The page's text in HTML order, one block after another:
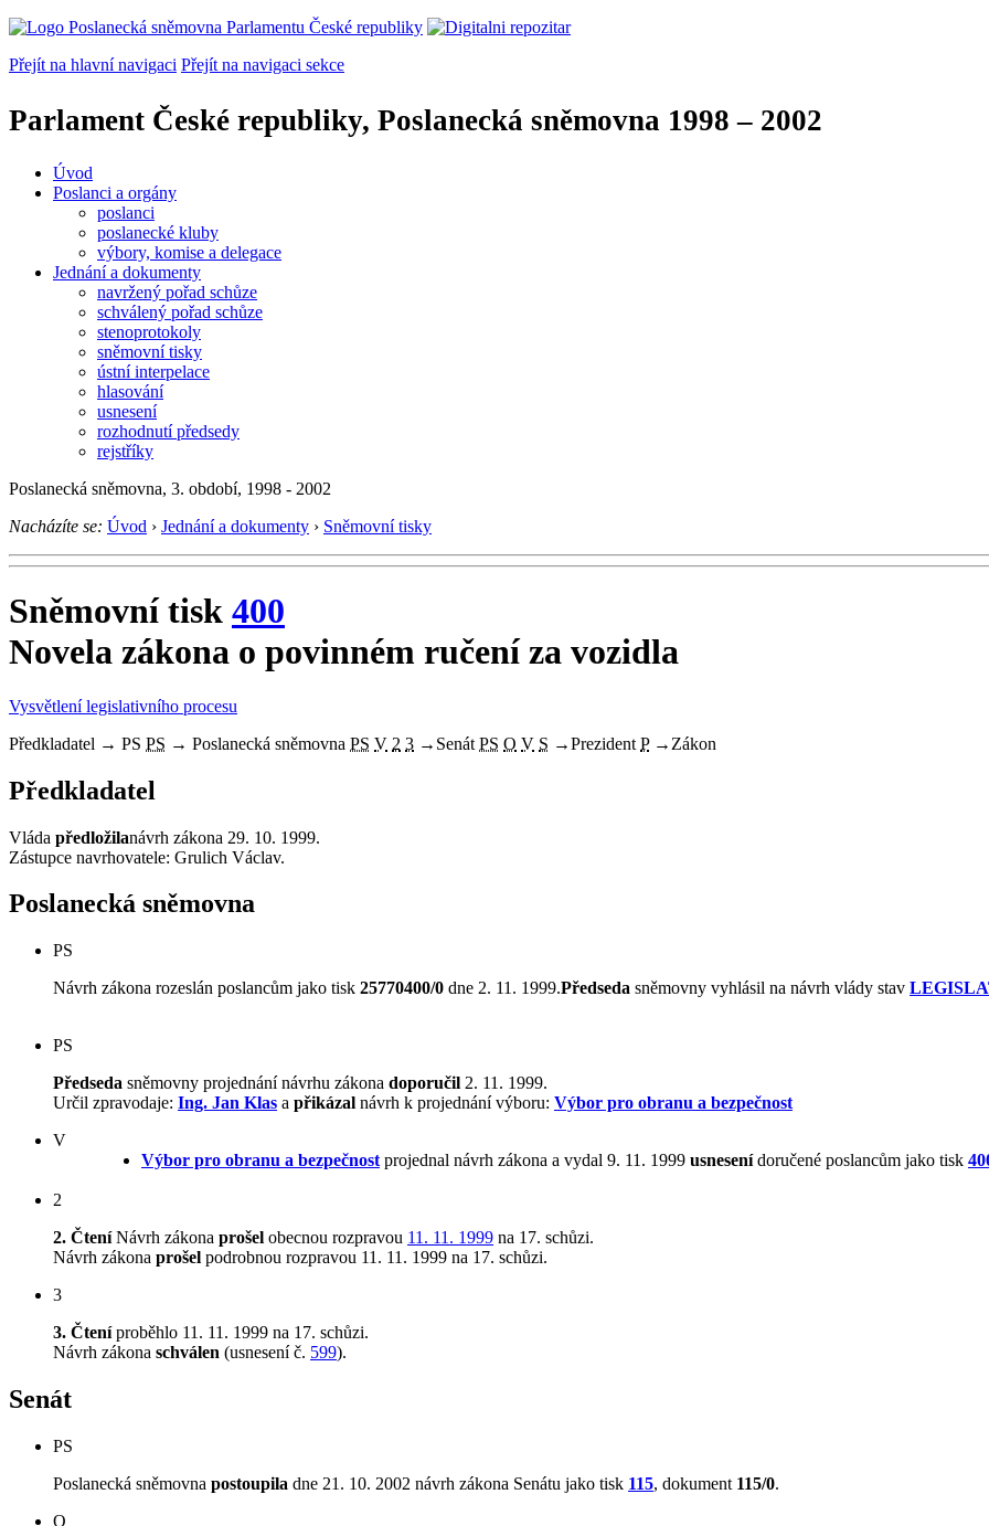
Přejít na hlavní navigaci Přejít na navigaci sekce
Parlament České republiky, Poslanecká sněmovna 1998 – 2002
Úvod
Poslanci a orgány
poslanci
poslanecké kluby
výbory, komise a delegace
Jednání a dokumenty
navržený pořad schůze
schválený pořad schůze
stenoprotokoly
sněmovní tisky
ústní interpelace
hlasování
usnesení
rozhodnutí předsedy
rejstříky
Poslanecká sněmovna, 3. období, 1998 - 2002
Nacházíte se: Úvod › Jednání a dokumenty › Sněmovní tisky
Sněmovní tisk 400
Novela zákona o povinném ručení za vozidla
Vysvětlení legislativního procesu
Předkladatel → PS PS → Poslanecká sněmovna PS V 2 3 → Senát PS O V S →Prezident P → Zákon
Předkladatel
Vláda předložilanávrh zákona 29. 10. 1999.
Zástupce navrhovatele: Grulich Václav.
Poslanecká sněmovna
PS
Návrh zákona rozeslán poslancům jako tisk 25770400/0 dne 2. 11. 1999.Předseda sněmovny vyhlásil na návrh vlády stav
PS
Předseda sněmovny projednání návrhu zákona doporučil 2. 11. 1999.
Určil zpravodaje: Ing. Jan Klas a přikázal návrh k projednání výboru: Výbor pro obranu a bezpečnost
V
Výbor pro obranu a bezpečnost projednal návrh zákona a vydal 9. 11. 1999 usnesenídoručené poslancům jako tisk
2
2. ČteníNávrh zákona prošel obecnou rozpravou 11. 11. 1999 na 17. schůzi.
Návrh zákona prošel podrobnou rozpravou 11. 11. 1999 na 17. schůzi.
3
3. Čteníproběhlo 11. 11. 1999 na 17. schůzi.
Návrh zákona schválen (usnesení č. 599).
Senát
PS
Poslanecká sněmovna postoupila dne 21. 10. 2002 návrh zákona Senátu jako tisk 115, dokument 115/0.
O